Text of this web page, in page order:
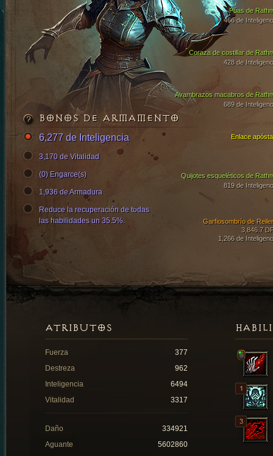
Coraza de costillar de
428 de
Avambrazos macabros de
689 de
Púas de
466 de
Quijotes esqueléticos de
819 de
Garfiosombrío de
3,846.7
1,266 de
Enlace
BONOS DE ARMAMENTO
6,277 de Inteligencia
3,170 de Vitalidad
(0) Engarce(s)
1,936 de Armadura
Reduce la recuperación de todas
las habilidades un 35.5%.
ATRIBUTOS
Fuerza
377
Destreza
962
Inteligencia
6494
Vitalidad
3317
Daño
334921
Aguante
5602860